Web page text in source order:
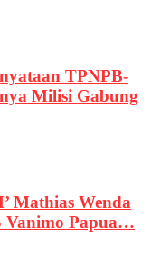
TPNPB-
Milisi Gabung
Mathias Wenda
Vanimo Papua…